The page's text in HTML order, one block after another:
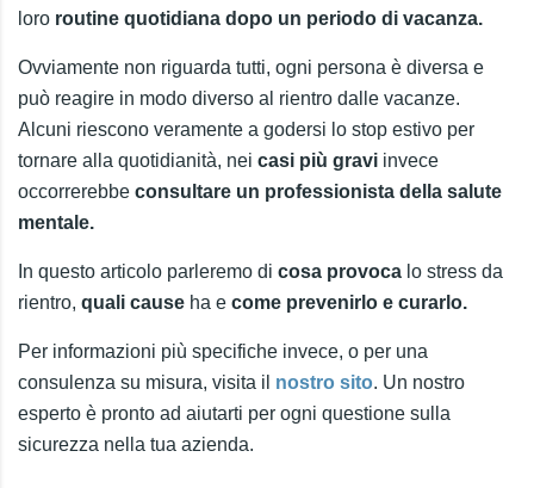
loro routine quotidiana dopo un periodo di vacanza.
Ovviamente non riguarda tutti, ogni persona è diversa e
può reagire in modo diverso al rientro dalle vacanze.
Alcuni riescono veramente a godersi lo stop estivo per
tornare alla quotidianità, nei casi più gravi invece
occorrerebbe consultare un professionista della salute
mentale.
In questo articolo parleremo di cosa provoca lo stress da
rientro, quali cause ha e come prevenirlo e curarlo.
Per informazioni più specifiche invece, o per una
consulenza su misura, visita il nostro sito. Un nostro
esperto è pronto ad aiutarti per ogni questione sulla
sicurezza nella tua azienda.